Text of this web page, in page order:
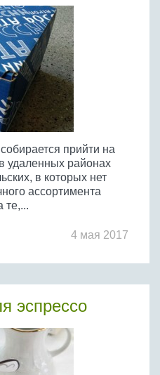
прийти на
удаленных районах
в которых нет
ассортимента
те,...
4 мая 2017
эспрессо